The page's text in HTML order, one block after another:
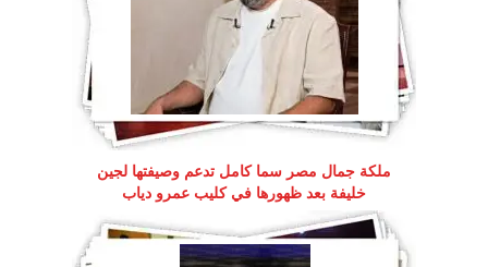
ملكة جمال مصر سما كامل تدعم وصيفتها لجين
خليفة بعد ظهورها في كليب عمرو دياب